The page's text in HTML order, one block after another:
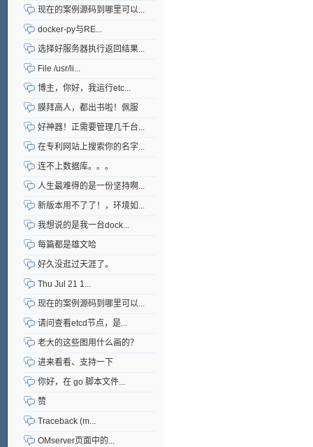
现在的案例源码到哪里可以...
docker-py与RE...
选择好服务器执行返回结果...
File /usr/li...
博主，你好，我运行etc...
膜拜高人，都出书啦！佩服
好神器！正需要管理几千台...
在专利网站上搜索你的名字...
连不上数据库。。。
人生最难得的是一份坚持啊...
新版本用不了了！，环境如...
我想说的是我一台dock...
每篇都是雄文哈
好久没逛过天涯了。
Thu Jul 21 1...
现在的案例源码到哪里可以...
请问查看etcd节点，是...
老大的这些图用什么画的？
进来看看、支持一下
你好，在 go 脚本文件...
赞
Traceback (m...
OMserver页面中的...